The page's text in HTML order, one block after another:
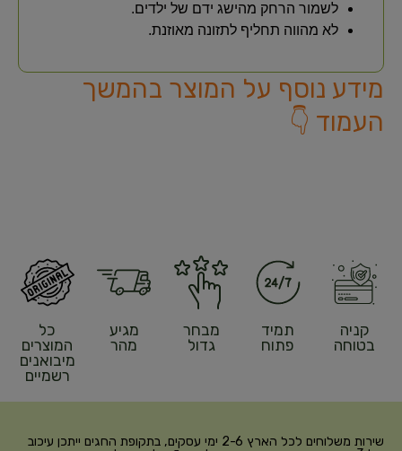
לשמור הרחק מהישג ידם של ילדים.
לא מהווה תחליף לתזונה מאוזנת.
מידע נוסף על המוצר בהמשך
העמוד 👇
קניה
בטוחה
תמיד
פתוח
מבחר
גדול
מגיע
מהר
כל
המוצרים
מיבואנים
רשמיים
שירות משלוחים לכל הארץ 2-6 ימי עסקים, בתקופת החגים ייתכן עיכוב